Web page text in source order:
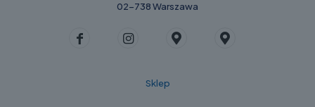
02-738 Warszawa
Sklep